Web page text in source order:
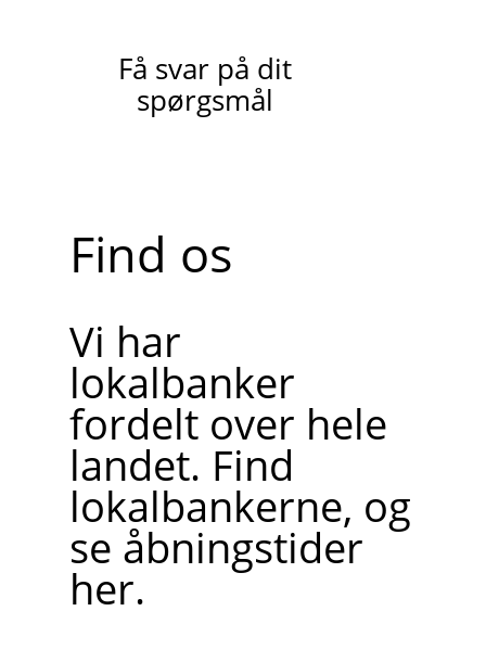
Få svar på dit
spørgsmål
Find os
Vi har
lokalbanker
fordelt over hele
landet. Find
lokalbankerne, og
se åbningstider
her.